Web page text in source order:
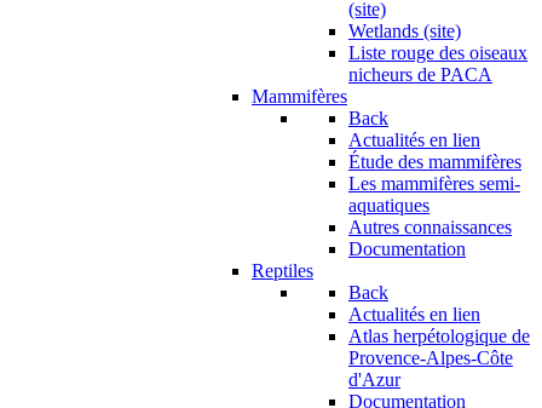
(site)
Wetlands (site)
Liste rouge des oiseaux
nicheurs de PACA
Mammifères
Back
Actualités en lien
Étude des mammifères
Les mammifères semi-
aquatiques
Autres connaissances
Documentation
Reptiles
Back
Actualités en lien
Atlas herpétologique de
Provence-Alpes-Côte
d'Azur
Documentation